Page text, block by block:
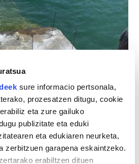
sure informacio pertsonala,
prozesatzen ditugu, cookie
eta zure gailuko
publizitate eta eduki
eta edukiaren neurketa,
zerbitzuen garapena eskaintzeko.
erabiltzen dituen